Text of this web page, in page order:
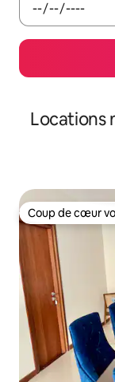
Locations
Coup de cœur
Coup de cœur